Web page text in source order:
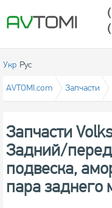
Укр Рус
AVTOMI.com Запчасти
Запчасти
Задний/
подвеска,
пара заднего